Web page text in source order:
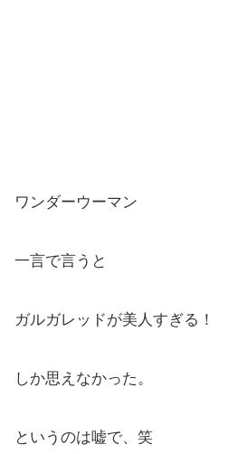
ワンダーウーマン
一言で言うと
ガルガレッドが美人すぎる！
しか思えなかった。
というのは嘘で、笑